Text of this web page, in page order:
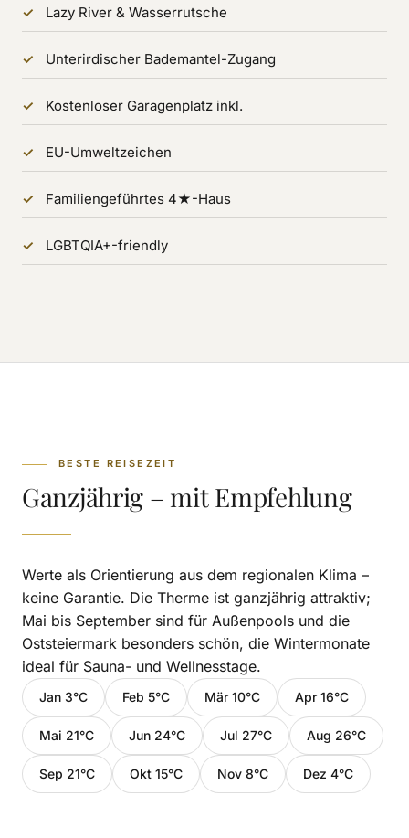
Lazy River & Wasserrutsche
Unterirdischer Bademantel-Zugang
Kostenloser Garagenplatz inkl.
EU-Umweltzeichen
Familiengeführtes 4★-Haus
LGBTQIA+-friendly
BESTE REISEZEIT
Ganzjährig – mit Empfehlung
Werte als Orientierung aus dem regionalen Klima –
keine Garantie. Die Therme ist ganzjährig attraktiv;
Mai bis September sind für Außenpools und die
Oststeiermark besonders schön, die Wintermonate
ideal für Sauna- und Wellnesstage.
Jan 3°C Feb 5°C Mär 10°C Apr 16°C
Mai 21°C Jun 24°C Jul 27°C Aug 26°C
Sep 21°C Okt 15°C Nov 8°C Dez 4°C